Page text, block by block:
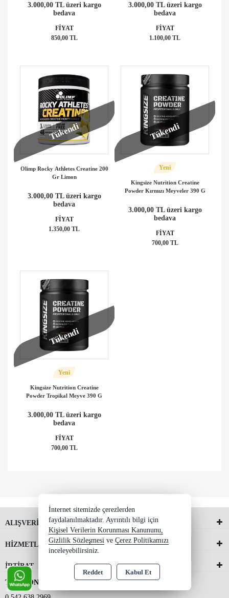
3.000,00 TL üzeri kargo
bedava
FİYAT
850,00 TL
3.000,00 TL üzeri kargo
bedava
FİYAT
1.100,00 TL
Tükendi
Olimp Rocky Athletes Creatine 200
Gr Limon
3.000,00 TL üzeri kargo
bedava
FİYAT
1.350,00 TL
Tükendi
Yeni
Kingsize Nutrition Creatine
Powder Kırmızı Meyveler 390 G
3.000,00 TL üzeri kargo
bedava
FİYAT
700,00 TL
Tükendi
Yeni
Kingsize Nutrition Creatine
Powder Tropikal Meyve 390 G
3.000,00 TL üzeri kargo
bedava
FİYAT
700,00 TL
ALIŞVERİŞ
HİZMETLER
İRTİBAT
TELEFON 2
İnternet sitemizde çerezlerden
faydalanılmaktadır. Ayrıntılı bilgi için
Kişisel Verilerin Korunması Kanununu,
Gizlilik Sözleşmesi ve Çerez Politikamızı
inceleyebilirsiniz.
Reddet Kabul Et